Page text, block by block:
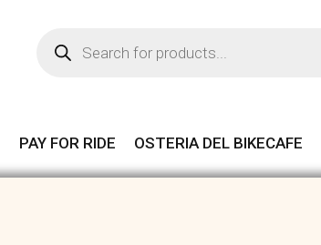
Products
search
PAY FOR RIDE OSTERIA DEL BIKECAFE